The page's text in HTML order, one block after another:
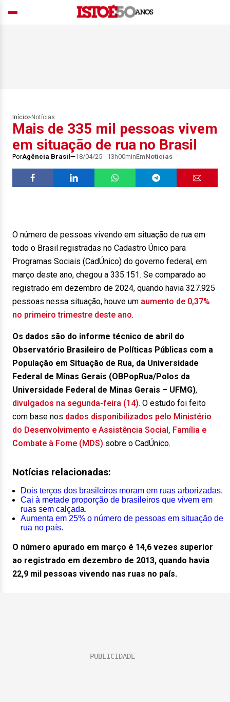
Início> Notícias
Mais de 335 mil pessoas vivem
em situação de rua no Brasil
PorAgência Brasil 18/04/25 - 13h00minEmNotícias
O número de pessoas vivendo em situação de rua em
todo o Brasil registradas no Cadastro Único para
Programas Sociais (CadÚnico) do governo federal, em
março deste ano, chegou a 335.151. Se comparado ao
registrado em dezembro de 2024, quando havia 327.925
pessoas nessa situação, houve um aumento de 0,37%
no primeiro trimestre deste ano.
Os dados são do informe técnico de abril do
Observatório Brasileiro de Políticas Públicas com a
População em Situação de Rua, da Universidade
Federal de Minas Gerais (OBPopRua/Polos da
Universidade Federal de Minas Gerais – UFMG),
divulgados na segunda-feira (14). O estudo foi feito
com base nos dados disponibilizados pelo Ministério
do Desenvolvimento e Assistência Social, Família e
Combate à Fome (MDS) sobre o CadÚnico.
Notícias relacionadas:
Dois terços dos brasileiros moram em ruas arborizadas.
Cai à metade proporção de brasileiros que vivem em
ruas sem calçada.
Aumenta em 25% o número de pessoas em situação de
rua no país.
O número apurado em março é 14,6 vezes superior
ao registrado em dezembro de 2013, quando havia
22,9 mil pessoas vivendo nas ruas no país.